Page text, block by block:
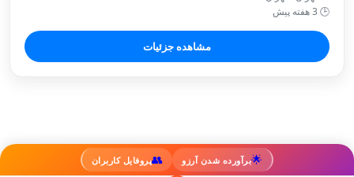
🌟برآورده شدن آرزو 👥پروفایل کاربران
🕒 3 هفته پیش
مشاهده جزئیات